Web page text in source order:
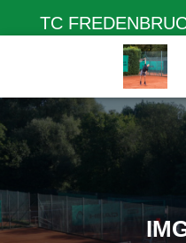
TC
Herzlich